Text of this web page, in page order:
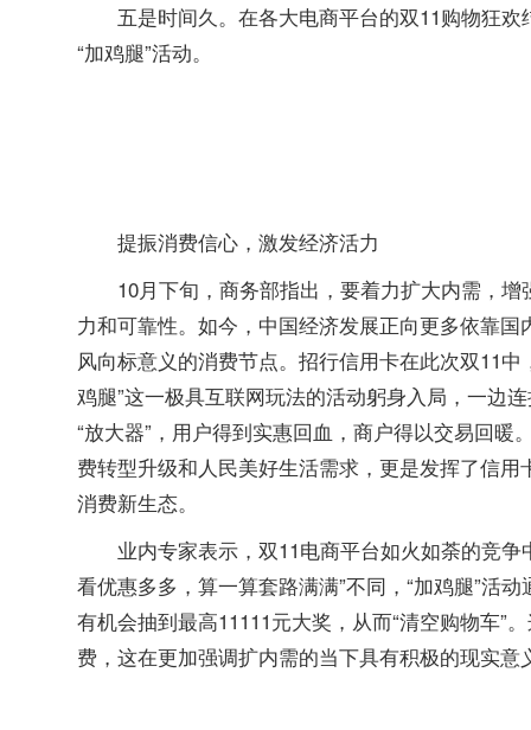
五是时间久。在各大电商平台的双11购物狂
“加鸡腿”活动。
提振消费信心，激发经济活力
10月下旬，商务部指出，要着力扩大内需，
力和可靠性。如今，中国经济发展正向更多依靠
风向标意义的消费节点。招行信用卡在此次双11
鸡腿”这一极具互联网玩法的活动躬身入局，一边
“放大器”，用户得到实惠回血，商户得以交易回
费转型升级和人民美好生活需求，更是发挥了信
消费新生态。
业内专家表示，双11电商平台如火如荼的竞
看优惠多多，算一算套路满满”不同，“加鸡腿”活
有机会抽到最高11111元大奖，从而“清空购物车”
费，这在更加强调扩内需的当下具有积极的现实意